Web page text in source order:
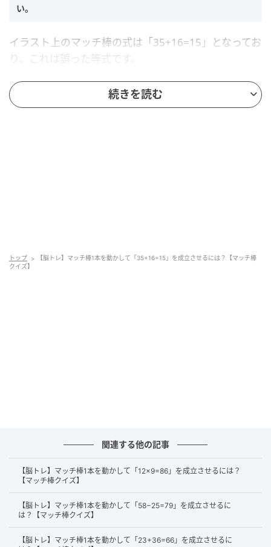
い。
イラスト上のマッチ棒の式は「35+16=15」となってお
り、これは誤った等式です。
マッチ棒をどのように動かせば正しい等式に修正できるか考え
「+」から1本動かす
続きを読む
トップ
【脳トレ】マッチ棒1本を動かして「35+16=15」を成立させるには？【マッチ棒
クイズ】
関連する他の記事
【脳トレ】マッチ棒1本を動かして「12×9=86」を成立させるには？
【マッチ棒クイズ】
【脳トレ】マッチ棒1本を動かして「58−25=79」を成立させるに
は？【マッチ棒クイズ】
【脳トレ】マッチ棒1本を動かして「23+36=66」を成立させるに